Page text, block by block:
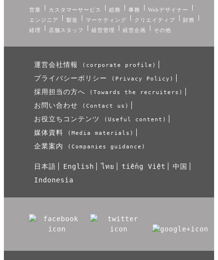
営業 カスタマーサービス 総務 事務
Webデザイナー
エンジニア
製造 マーケティング クリエイティブ
財務
経理
店舗スタッフ 経営管理 経営企画 その他
運営会社情報 (corporate profile)
プライバシーポリシー (Privacy Policy)
採用担当の方へ (Towards the recruiters)
お問い合わせ (Contact us)
お役立ちコンテンツ (Useful content)
媒体資料 (Media materials)
企業案内 (Companies guidance)
日本語 English ไทย tiếng Việt
中国
Indonesia